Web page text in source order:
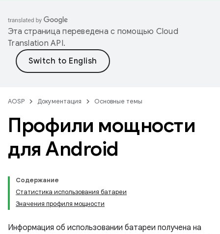
Эта страница переведена с помощью Cloud
Translation API.
AOSP Документация Основные темы
Профили мощности
для Android
Содержание
Статистика использования батареи
Значения профиля мощности
Информация об использовании батареи получена на